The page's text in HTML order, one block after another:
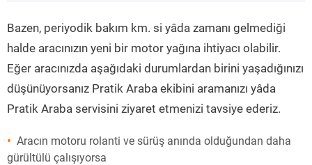
Bazen, periyodik bakım km. si yâda zamanı gelmediği
halde aracınızın yeni bir motor yağına ihtiyacı olabilir.
Eğer aracınızda aşağıdaki durumlardan birini yaşadığınızı
düşünüyorsanız Pratik Araba ekibini aramanızı yâda
Pratik Araba servisini ziyaret etmenizi tavsiye ederiz.
Aracın motoru rolanti ve sürüş anında olduğundan daha
gürültülü çalışıyorsa